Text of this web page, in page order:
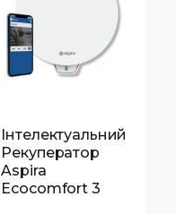
Інтелектуальний
Рекуператор
Aspira
Ecocomfort 3